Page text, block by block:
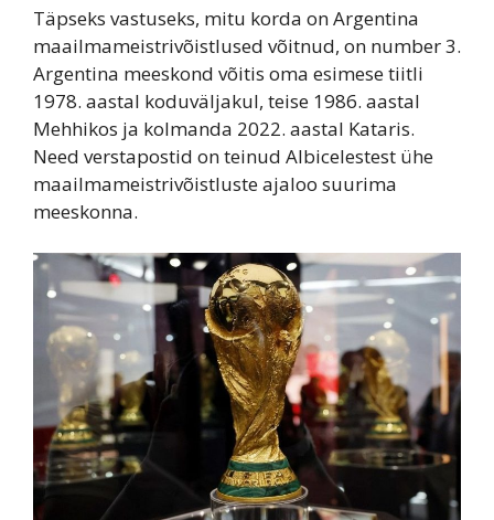
Täpseks vastuseks, mitu korda on Argentina
maailmameistrivõistlused võitnud, on number 3.
Argentina meeskond võitis oma esimese tiitli
1978. aastal koduväljakul, teise 1986. aastal
Mehhikos ja kolmanda 2022. aastal Kataris.
Need verstapostid on teinud Albicelestest ühe
maailmameistrivõistluste ajaloo suurima
meeskonna.